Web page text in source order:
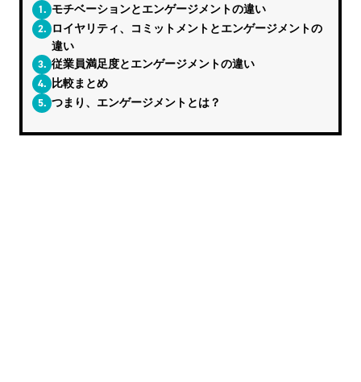
1. モチベーションとエンゲージメントの違い
2. ロイヤリティ、コミットメントとエンゲージメントの
違い
3. 従業員満足度とエンゲージメントの違い
4. 比較まとめ
5. つまり、エンゲージメントとは？